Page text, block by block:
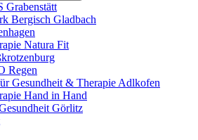
Grabenstätt
Bergisch Gladbach
Natura Fit
Regen
Gesundheit & Therapie Adlkofen
Hand in Hand
Görlitz